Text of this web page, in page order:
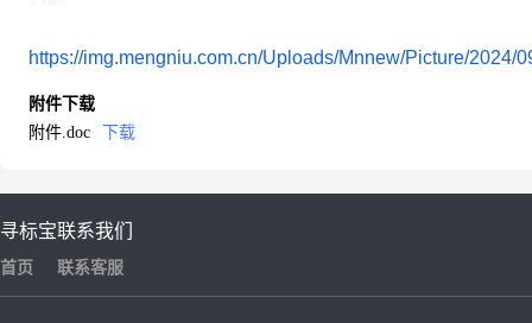
https://img.mengniu.com.cn/Uploads/Mnnew/Picture/2024/
附件下载
附件.doc
下载
寻标宝
首页
联系我们
联系客服